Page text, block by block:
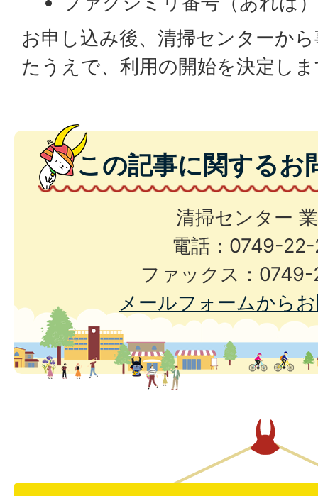
お申し込み後、清掃センターか
たうえで、利用の開始を決定し
この記事に関するお
清掃センター
電話：0749-
ファックス：
メールフォームから